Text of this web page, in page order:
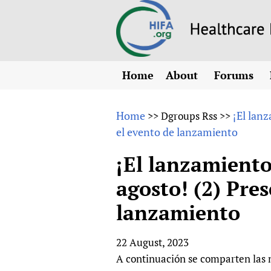
Home
About
Why HIFA is needed
Vision and Strategy
HIFA, Universal
Human Rights
HIFA in Official
Achievements
HIFA Voices database
HIFA & global health
Forums
All)
How to use
HIFA-
HIFA-
HIFA-
Home >>Dgroups Rss >> ¡El
el evento de lanzamiento
¡El
agosto! (2)
lanzamiento
22 August, 2023
A continuación se comparten